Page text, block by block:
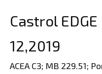
Castrol
12,2019
ACEA C3; MB 229.51;